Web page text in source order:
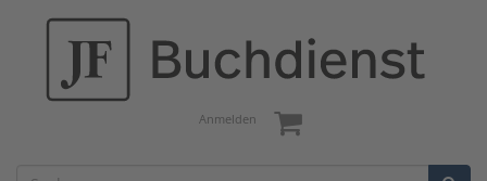
Anmelden